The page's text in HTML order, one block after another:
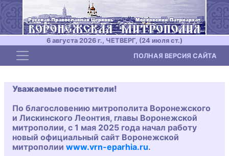
6 августа 2026 г., ЧЕТВЕРГ, (24 июля ст.)
Toggle navigation ПОЛНАЯ ВЕРСИЯ САЙТА
Уважаемые посетители!
По благословению митрополита Воронежского
и Лискинского Леонтия, главы Воронежской
митрополии, с 1 мая 2025 года начал работу
новый официальный сайт Воронежской
митрополии www.vrn-eparhia.ru.